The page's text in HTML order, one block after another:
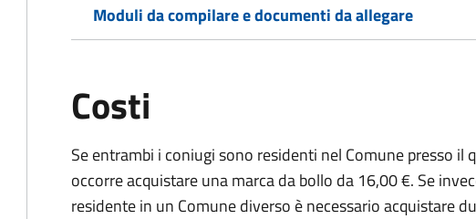
Moduli da compilare e documenti da allegare
Costi
Se entrambi i coniugi sono residenti nel Comune presso il
occorre acquistare una marca da bollo da 16,00 €. Se
residente in un Comune diverso è necessario acquistare